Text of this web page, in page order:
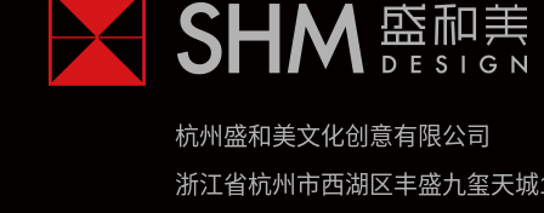
杭州盛和美文化创意有限公司
浙江省杭州市西湖区丰盛九玺天